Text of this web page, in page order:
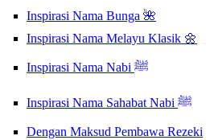
Inspirasi Nama Bunga 🌺
Inspirasi Nama Melayu Klasik 🌼
Inspirasi Nama Nabi ﷺ
Inspirasi Nama Sahabat Nabi ﷺ
Dengan Maksud Pembawa Rezeki